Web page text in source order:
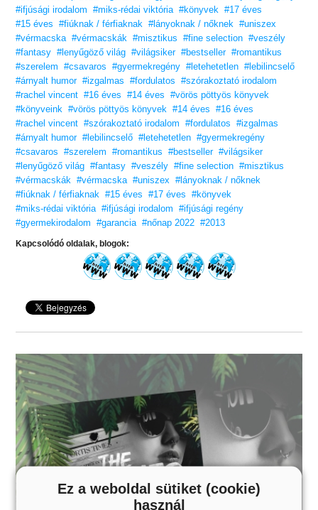
#ifjúsági irodalom
#miks-rédai viktória #könyvek #17 éves
#15 éves
#fiúknak / férfiaknak #lányoknak / nőknek #uniszex
#vérmacska #vérmacskák #misztikus #fine selection #veszély
#fantasy #lenyűgöző világ #világsiker #bestseller #romantikus
#szerelem
#csavaros #gyermekregény #letehetetlen #lebilincselő
#árnyalt humor #izgalmas #fordulatos
#szórakoztató irodalom
#rachel vincent #16 éves #14 éves
#vörös pöttyös könyvek
#könyveink #vörös pöttyös könyvek #14 éves
#16 éves
#rachel vincent #szórakoztató irodalom #fordulatos
#izgalmas
#árnyalt humor #lebilincselő #letehetetlen #gyermekregény
#csavaros
#szerelem #romantikus #bestseller #világsiker
#lenyűgöző világ #fantasy #veszély #fine selection #misztikus
#vérmacskák #vérmacska #uniszex #lányoknak / nőknek
#fiúknak / férfiaknak #15 éves #17 éves
#könyvek
#miks-rédai viktória #ifjúsági irodalom
#ifjúsági regény
#gyermekirodalom
#garancia #nőnap 2022 #2013
Kapcsolódó oldalak, blogok:
Ez a weboldal sütiket (cookie)
használ